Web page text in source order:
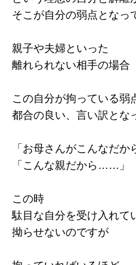
そこが自分の弱点となっ
親子や夫婦といった
離れられない相手の場合
この自分が拘っている弱
都合の良い、言い訳とな
「お母さんがこんなだ
「こんな親だから……」
この時
駄目な自分を受け入れて
拗らせないのですが